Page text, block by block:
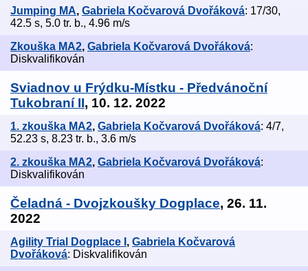
Jumping MA, Gabriela Kočvarová Dvořáková: 17/30,
42.5 s, 5.0 tr. b., 4.96 m/s
Zkouška MA2, Gabriela Kočvarová Dvořáková:
Diskvalifikován
Sviadnov u Frýdku-Místku - Předvánoční
Tukobraní II, 10. 12. 2022
1. zkouška MA2, Gabriela Kočvarová Dvořáková: 4/7,
52.23 s, 8.23 tr. b., 3.6 m/s
2. zkouška MA2, Gabriela Kočvarová Dvořáková:
Diskvalifikován
Čeladná - Dvojzkoušky Dogplace, 26. 11.
2022
Agility Trial Dogplace I , Gabriela Kočvarová
Dvořáková: Diskvalifikován